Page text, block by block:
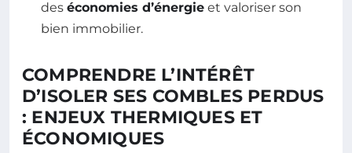
des économies d’énergie et valoriser son
bien immobilier.
COMPRENDRE L’INTÉRÊT
D’ISOLER SES COMBLES PERDUS
: ENJEUX THERMIQUES ET
ÉCONOMIQUES